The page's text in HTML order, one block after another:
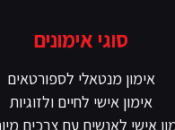
סוגי אימונים
אימון מנטאלי לספורטאים
אימון אישי לחיים ולזוגיות
אישי לאנשים עם צרכים